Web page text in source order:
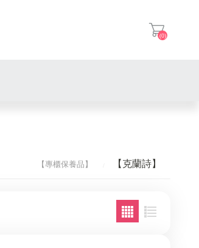
(0)
【專櫃保養品】 【克蘭詩】